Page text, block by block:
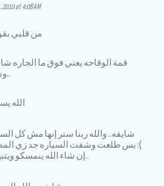
at 4:08 AM
من قلبي
قمة الوقاحه يعني فوق ما الجاره
وسرق المسجل..
الله
شايفه.. والله ربنا ستر إنها مش كل
بس طلعت وشفت السياره جد زي المضروبه مية كف :(
إن شاء الله ينمسكو ويتبهدلو آخر بهدله..